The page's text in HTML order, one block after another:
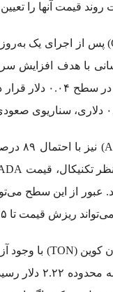
قیمت آنها را
با هدف افزایش